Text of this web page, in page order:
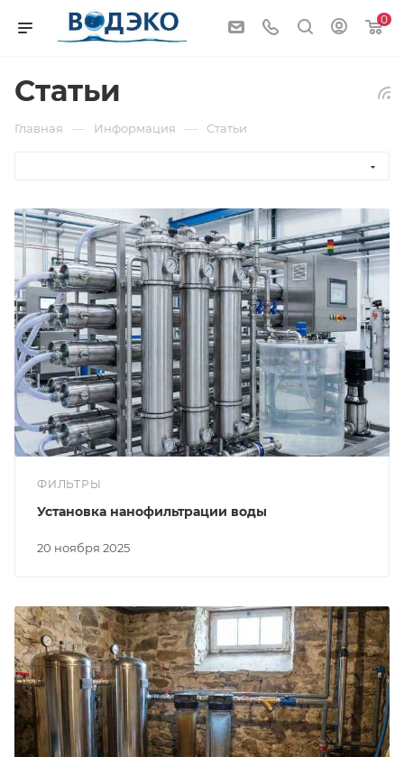
0
Статьи
Главная — Информация — Статьи
ФИЛЬТРЫ
20 ноября 2025
Установка нанофильтрации воды